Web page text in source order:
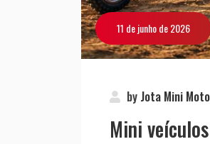
11 de junho de 2026
by Jota Mini
Mini